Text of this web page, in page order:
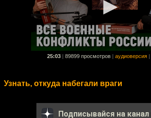
25:03 89899 просмотров аудиоверсия
Узнать, откуда набегали враги
Подписывайся на канал